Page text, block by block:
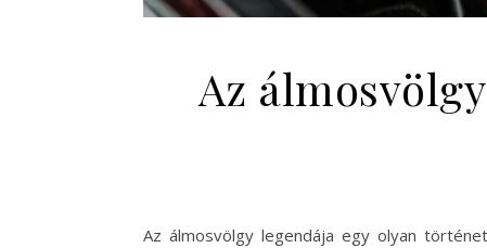
Az
Az álmosvölgy legendája egy olyan